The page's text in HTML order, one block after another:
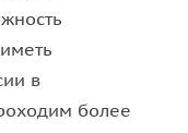
в
более